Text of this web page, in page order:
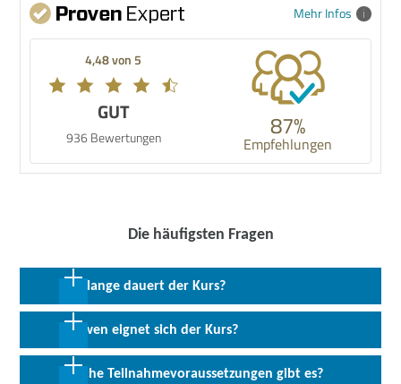
Mehr Infos
4,48 von 5
GUT
936 Bewertungen 87%
Empfehlungen
Die häufigsten Fragen
Wie lange dauert der Kurs?
16 Wochen in Vollzeit
Für wen eignet sich der Kurs?
Die Vorbereitung richtet sich an alle Interessierten, die über eine
Welche Teilnahmevoraussetzungen gibt es?